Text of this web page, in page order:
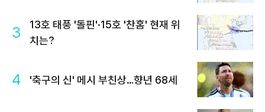
3
13호 태풍 '돌핀'·15호 '찬홈' 현재 위
치는?
4 '축구의 신' 메시 부친상…향년 68세